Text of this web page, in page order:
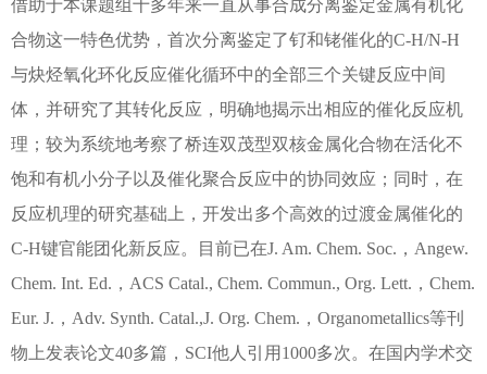
借助于本课题组十多年来一直从事合成分离鉴定金属有机化
合物这一特色优势，首次分离鉴定了钌和铑催化的C-H/N-H
与炔烃氧化环化反应催化循环中的全部三个关键反应中间
体，并研究了其转化反应，明确地揭示出相应的催化反应机
理；较为系统地考察了桥连双茂型双核金属化合物在活化不
饱和有机小分子以及催化聚合反应中的协同效应；同时，在
反应机理的研究基础上，开发出多个高效的过渡金属催化的
C-H键官能团化新反应。目前已在J. Am. Chem. Soc.，Angew.
Chem. Int. Ed.，ACS Catal., Chem. Commun., Org. Lett.，Chem.
Eur. J.，Adv. Synth. Catal.,J. Org. Chem.，Organometallics等刊
物上发表论文40多篇，SCI他人引用1000多次。在国内学术交